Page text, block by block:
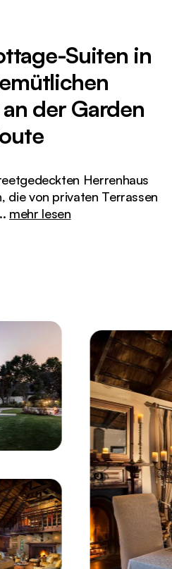
Suiten in
der Garden
Herrenhaus
die von privaten Terrassen
mehr lesen